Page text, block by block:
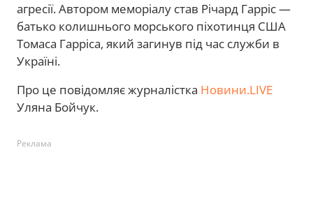
агресії. Автором меморіалу став Річард Гарріс —
батько колишнього морського піхотинця США
Томаса Гарріса, який загинув під час служби в
Україні.
Про це повідомляє журналістка Новини.LIVE
Уляна Бойчук.
Реклама